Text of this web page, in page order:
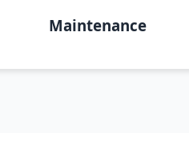
Maintenance